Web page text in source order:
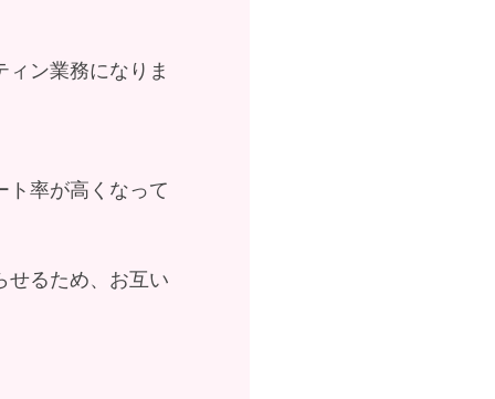
ン業務になりま
ト率が高くなって
せるため、お互い